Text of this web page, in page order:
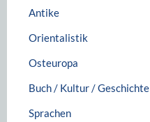
Antike
Orientalistik
Osteuropa
Buch / Kultur / Geschichte
Sprachen